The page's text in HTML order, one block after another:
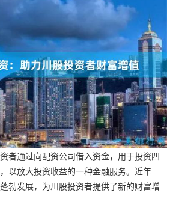
者通过向配资公司借入资金，用于投资四
以放大投资收益的一种金融服务。近年
勃发展，为川股投资者提供了新的财富增